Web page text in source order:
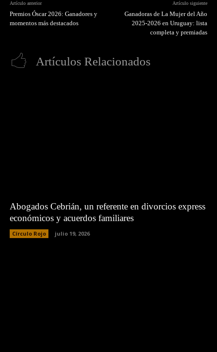
Artículo anterior
Premios Óscar 2026: Ganadores y
momentos más destacados
Artículo siguiente
Ganadoras de La Mujer del Año
2025-2026 en Uruguay: lista
completa y premiadas
Artículos Relacionados
Abogados Cebrián, un referente en divorcios express
económicos y acuerdos familiares
Círculo Rojo julio 19, 2026